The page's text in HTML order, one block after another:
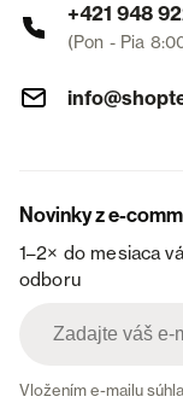
+421 948
(Pon - Pia
Novinky z e-
1–2× do mesiaca
odboru
Vložením e-mailu